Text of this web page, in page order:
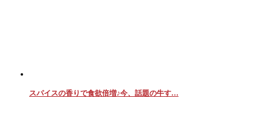
スパイスの香りで食欲倍増♪今、話題の牛す…